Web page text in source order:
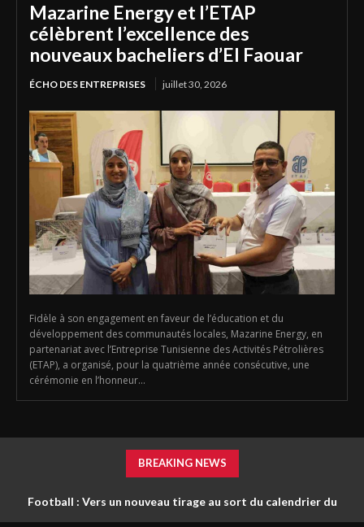
Mazarine Energy et l’ETAP
célèbrent l’excellence des
nouveaux bacheliers d’El Faouar
ÉCHO DES ENTREPRISES juillet 30, 2026
Fidèle à son engagement en faveur de l’éducation et du
développement des communautés locales, Mazarine Energy, en
partenariat avec l’Entreprise Tunisienne des Activités Pétrolières
(ETAP), a organisé, pour la quatrième année consécutive, une
cérémonie en l’honneur...
BREAKING NEWS
Football : Vers un nouveau tirage au sort du calendrier du